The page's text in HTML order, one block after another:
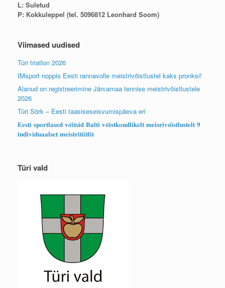
L: Suletud
P: Kokkuleppel (tel. 5096812 Leonhard Soom)
Viimased uudised
Türi triatlon 2026
IMsport noppis Eesti rannavolle meistrivõistlustel kaks pronksi!
Alanud on registreerimine Järvamaa tennise meistrivõistlustele
2026
Türi Sörk – Eesti taasiseseisvumispäeva eri
𝐄𝐞𝐬𝐭𝐢 𝐬𝐩𝐨𝐫𝐭𝐥𝐚𝐬𝐞𝐝 𝐯𝐨̃𝐢𝐭𝐬𝐢𝐝 𝐁𝐚𝐥𝐭𝐢 𝐯𝐨̃𝐢𝐬𝐭𝐤𝐨𝐧𝐝𝐥𝐢𝐤𝐞𝐥𝐭 𝐦𝐞𝐢𝐬𝐫𝐢𝐯𝐨̃𝐢𝐬𝐭𝐥𝐮𝐬𝐭𝐞𝐥𝐭 𝟗
𝐢𝐧𝐝𝐢𝐯𝐢𝐝𝐮𝐚𝐚𝐥𝐬𝐞𝐭 𝐦𝐞𝐢𝐬𝐭𝐫𝐢𝐭𝐢𝐢𝐭𝐥𝐢𝐭
Türi vald